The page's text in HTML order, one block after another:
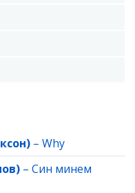
– Why
– Син минем